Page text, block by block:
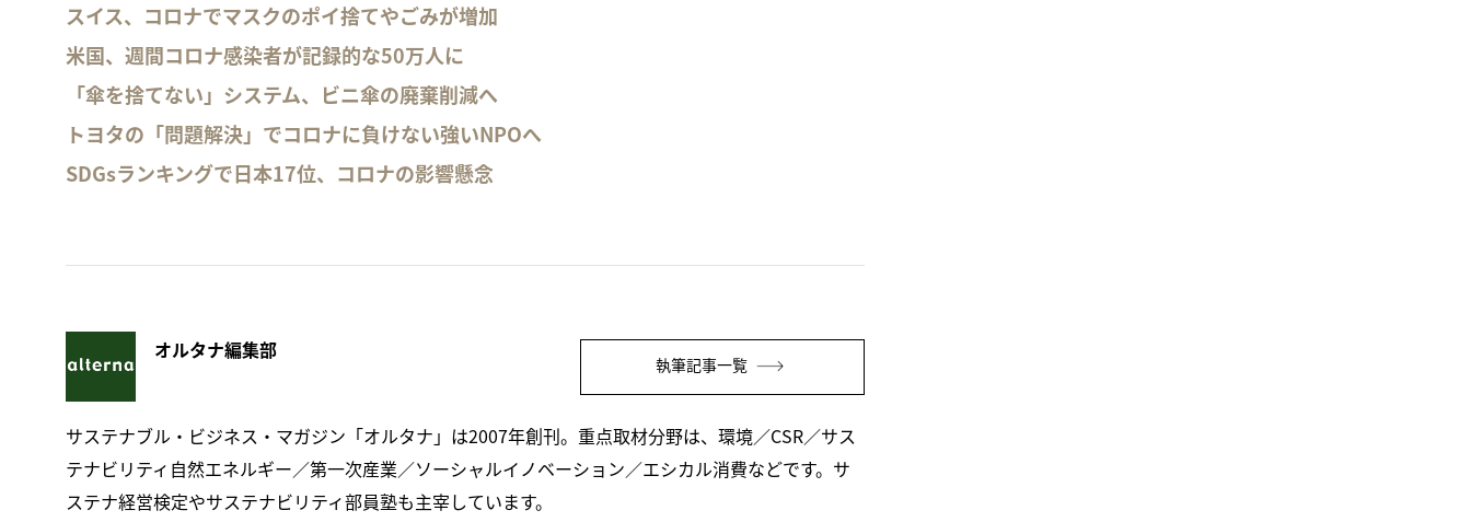
スイス、コロナでマスクのポイ捨てやごみが増加
米国、週間コロナ感染者が記録的な50万人に
「傘を捨てない」システム、ビニ傘の廃棄削減へ
トヨタの「問題解決」でコロナに負けない強いNPOへ
SDGsランキングで日本17位、コロナの影響懸念
オルタナ編集部
執筆記事一覧
サステナブル・ビジネス・マガジン「オルタナ」は2007年創刊。重点取材分野は、環境／CSR／サス
テナビリティ自然エネルギー／第一次産業／ソーシャルイノベーション／エシカル消費などです。サ
ステナ経営検定やサステナビリティ部員塾も主宰しています。